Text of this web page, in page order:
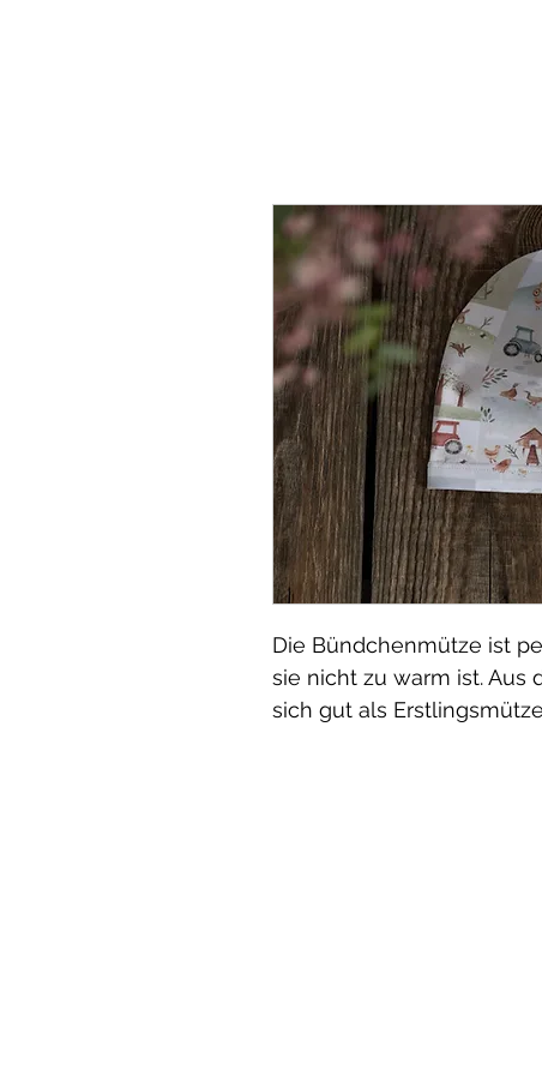
Die Bündchenmütze ist
sie nicht zu warm ist. Aus
sich gut als